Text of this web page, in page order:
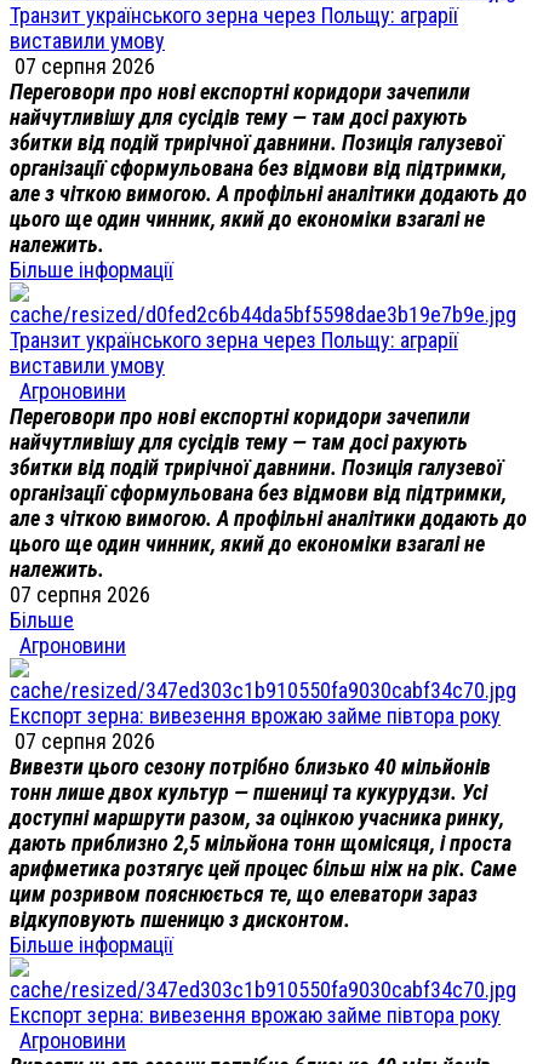
Транзит українського зерна через Польщу: аграрії
виставили умову
07 серпня 2026
Переговори про нові експортні коридори зачепили
найчутливішу для сусідів тему — там досі рахують
збитки від подій трирічної давнини. Позиція галузевої
організації сформульована без відмови від підтримки,
але з чіткою вимогою. А профільні аналітики додають до
цього ще один чинник, який до економіки взагалі не
належить.
Більше інформації
Транзит українського зерна через Польщу: аграрії
виставили умову
Агроновини
Переговори про нові експортні коридори зачепили
найчутливішу для сусідів тему — там досі рахують
збитки від подій трирічної давнини. Позиція галузевої
організації сформульована без відмови від підтримки,
але з чіткою вимогою. А профільні аналітики додають до
цього ще один чинник, який до економіки взагалі не
належить.
07 серпня 2026
Більше
Агроновини
Експорт зерна: вивезення врожаю займе півтора року
07 серпня 2026
Вивезти цього сезону потрібно близько 40 мільйонів
тонн лише двох культур — пшениці та кукурудзи. Усі
доступні маршрути разом, за оцінкою учасника ринку,
дають приблизно 2,5 мільйона тонн щомісяця, і проста
арифметика розтягує цей процес більш ніж на рік. Саме
цим розривом пояснюється те, що елеватори зараз
відкуповують пшеницю з дисконтом.
Більше інформації
Експорт зерна: вивезення врожаю займе півтора року
Агроновини